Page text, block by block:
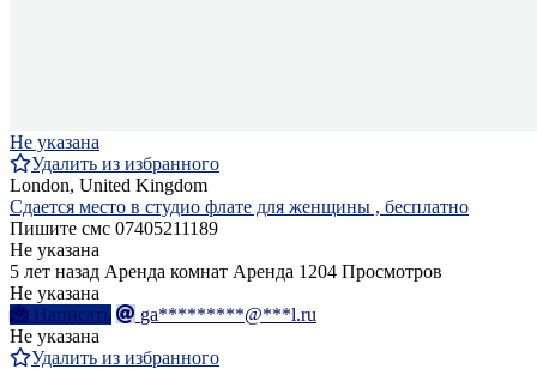
Не указана
Удалить из избранного
London, United Kingdom
Сдается место в студио флате для женщины , бесплатно
Пишите смс 07405211189
Не указана
5 лет назад Аренда комнат Аренда 1204 Просмотров
Не указана
Написать
ga*********@***l.ru
Не указана
Удалить из избранного